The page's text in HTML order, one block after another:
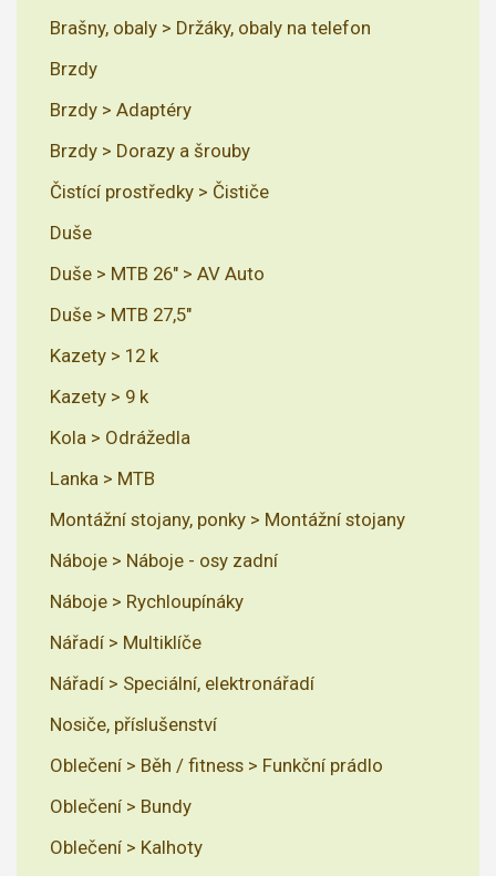
Brašny, obaly > Držáky, obaly na telefon
Brzdy
Brzdy > Adaptéry
Brzdy > Dorazy a šrouby
Čistící prostředky > Čističe
Duše
Duše > MTB 26" > AV Auto
Duše > MTB 27,5"
Kazety > 12 k
Kazety > 9 k
Kola > Odrážedla
Lanka > MTB
Montážní stojany, ponky > Montážní stojany
Náboje > Náboje - osy zadní
Náboje > Rychloupínáky
Nářadí > Multiklíče
Nářadí > Speciální, elektronářadí
Nosiče, příslušenství
Oblečení > Běh / fitness > Funkční prádlo
Oblečení > Bundy
Oblečení > Kalhoty